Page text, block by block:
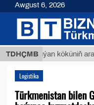
TDHÇMB
Buýan köküniň
Logistika
Türkmenistan bilen
Awgust 6, 2026